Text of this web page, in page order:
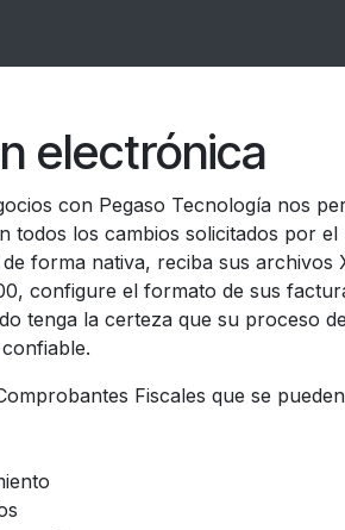
electrónica
con Pegaso Tecnología nos
todos los cambios solicitados por el
forma nativa, reciba sus archivos
configure el formato de sus
tenga la certeza que su proceso de
Fiscales que se